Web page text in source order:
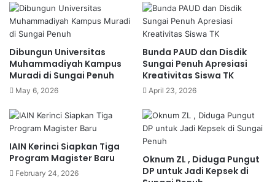
Dibungun Universitas
Muhammadiyah Kampus
Muradi di Sungai Penuh
May 6, 2026
Bunda PAUD dan Disdik
Sungai Penuh Apresiasi
Kreativitas Siswa TK
April 23, 2026
IAIN Kerinci Siapkan Tiga
Program Magister Baru
February 24, 2026
Oknum ZL , Diduga Pungut
DP untuk Jadi Kepsek di